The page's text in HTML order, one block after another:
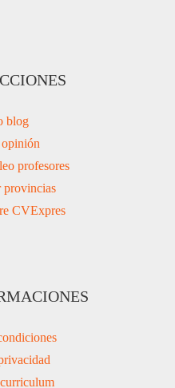
blog
profesores
provincias
CVExpres